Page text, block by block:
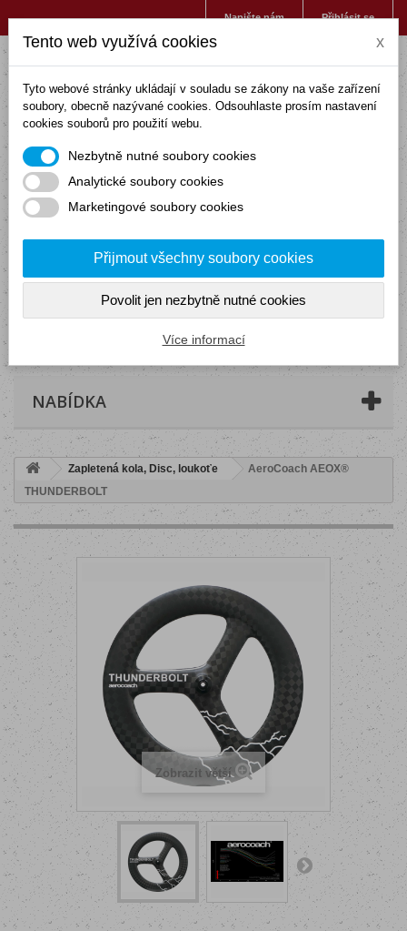
Přihlásit se
Napište nám
(prázdný)
NABÍDKA
Zapletená kola, Disc, loukoťe
AeroCoach AEOX®
THUNDERBOLT
Zobrazit větší
Tento web využívá cookies x
Tyto webové stránky ukládají v souladu se zákony na vaše zařízení
soubory, obecně nazývané cookies. Odsouhlaste prosím nastavení
cookies souborů pro použití webu.
Nezbytně nutné soubory cookies
Analytické soubory cookies
Marketingové soubory cookies
Přijmout všechny soubory cookies
Povolit jen nezbytně nutné cookies
Více informací